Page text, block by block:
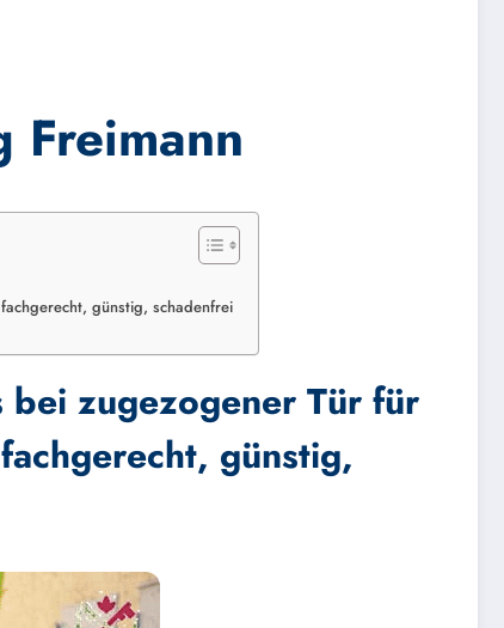
Freimann
günstig, schadenfrei
zugezogener Tür für
günstig,